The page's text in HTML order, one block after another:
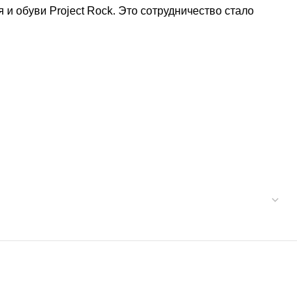
Project Rock. Это сотрудничество стало